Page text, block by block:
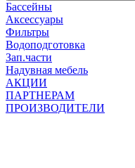
Бассейны
Аксессуары
Фильтры
Водоподготовка
Зап.части
Надувная мебель
АКЦИИ
ПАРТНЕРАМ
ПРОИЗВОДИТЕЛИ